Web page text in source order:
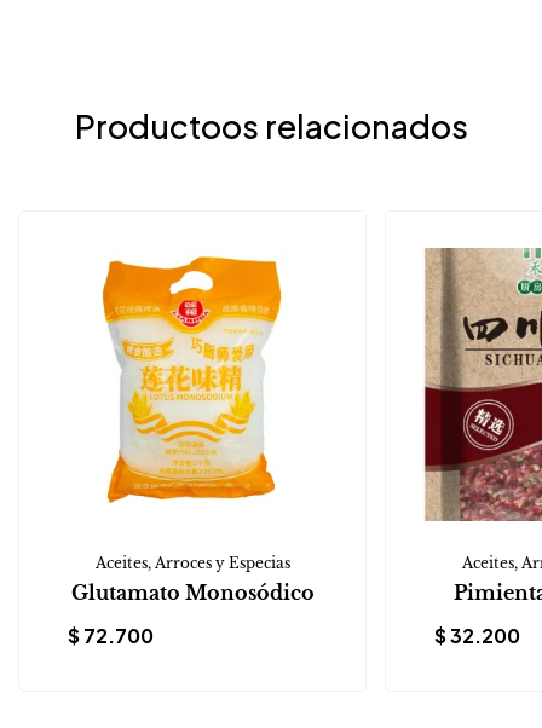
Productoos relacionados
Aceites, Arroces y Especias
Glutamato Monosódico
$72.700
Aceites,
$32.200